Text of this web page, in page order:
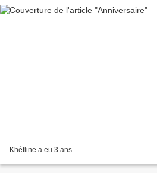
Khétline a eu 3 ans.